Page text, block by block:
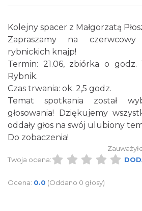
Wakacyjne Warsztaty
miasto zieleni"
Rybnik
0.00 km
Coś z niczego - organizery z
Kolejny spacer z Małgorzatą
Zapraszamy na
rybnickich knajp!
Termin: 21.06, zbiórka o
Rybnik.
Czas trwania: ok. 2,5 godz.
Temat spotkania został
głosowania! Dziękujemy
oddały głos na swój ulubiony
Do zobaczenia!
Twoja ocena:
Ocena: 0.0 (Oddano 0 głosy)